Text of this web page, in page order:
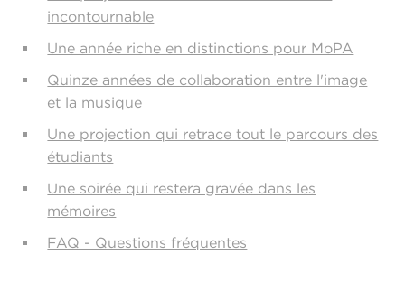
incontournable
Une année riche en distinctions pour MoPA
Quinze années de collaboration entre l'image
et la musique
Une projection qui retrace tout le parcours des
étudiants
Une soirée qui restera gravée dans les
mémoires
FAQ - Questions fréquentes